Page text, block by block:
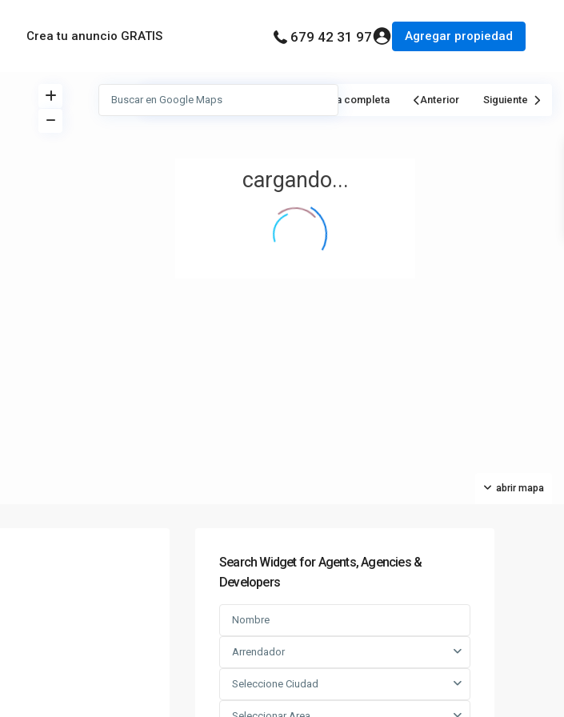
Crea tu anuncio GRATIS 679 42 31 97 Agregar propiedad
cargando...
abrir mapa
Ver Mi Ubicación Pantalla completa Anterior Siguiente
Search Widget for Agents, Agencies &
Developers
Arrendador
Seleccione Ciudad